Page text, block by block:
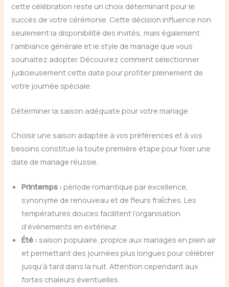
cette célébration reste un choix déterminant pour le
succès de votre cérémonie. Cette décision influence non
seulement la disponibilité des invités, mais également
l’ambiance générale et le style de mariage que vous
souhaitez adopter. Découvrez comment sélectionner
judicieusement cette date pour profiter pleinement de
votre journée spéciale.
Déterminer la saison adéquate pour votre mariage
Choisir une saison adaptée à vos préférences et à vos
besoins constitue la toute première étape pour fixer une
date de mariage réussie.
Printemps : période romantique par excellence,
synonyme de renouveau et de fleurs fraîches. Les
températures douces facilitent l’organisation
d’événements en extérieur.
Été : saison populaire, propice aux mariages en plein air
et permettant des journées plus longues pour célébrer
jusqu’à tard dans la nuit. Attention cependant aux
fortes chaleurs éventuelles.